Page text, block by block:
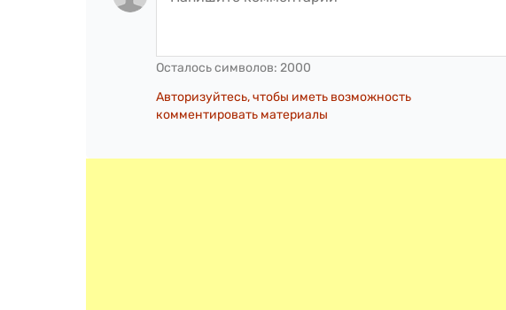
Осталось символов: 2000
Авторизуйтесь, чтобы иметь возможность
комментировать материалы